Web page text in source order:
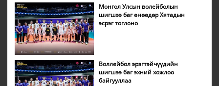
Монгол Улсын волейболын
шигшээ баг өнөөдөр Хятадын
эсрэг тоглоно
Воллейбол эрэгтэйчүүдийн
шигшээ баг эхний хожлоо
байгууллаа